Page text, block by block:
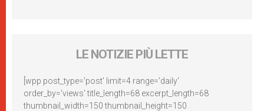
LE NOTIZIE PIÙ LETTE
[wpp post_type='post' limit=4 range='daily'
order_by='views' title_length=68 excerpt_length=68
thumbnail_width=150 thumbnail_height=150